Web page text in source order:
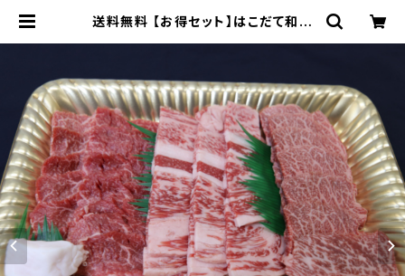
送料無料 【お得セット】はこだて和牛